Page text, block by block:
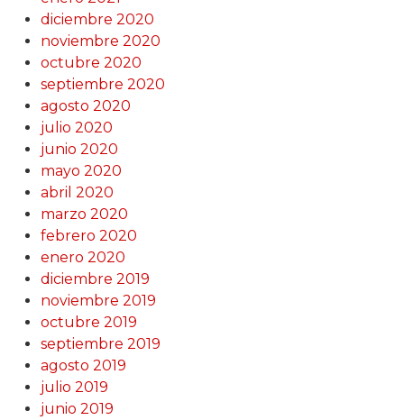
diciembre 2020
noviembre 2020
octubre 2020
septiembre 2020
agosto 2020
julio 2020
junio 2020
mayo 2020
abril 2020
marzo 2020
febrero 2020
enero 2020
diciembre 2019
noviembre 2019
octubre 2019
septiembre 2019
agosto 2019
julio 2019
junio 2019